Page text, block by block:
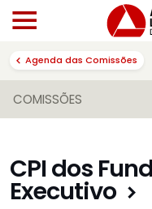
Agenda das Comissões
COMISSÕES
CPI dos
Executivo